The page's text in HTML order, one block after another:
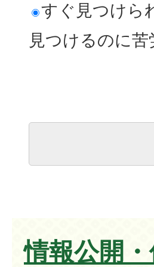
すぐ見つけら
見つけるのに苦
情報公開